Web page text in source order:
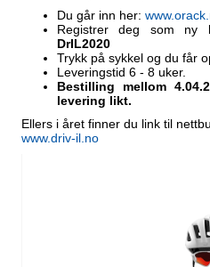
Du går inn her:
Registrer deg som ny
DrIL2020
Trykk på sykkel og du får
Leveringstid 6 - 8 uker.
Bestilling mellom
levering likt.
Ellers i året finner du link til
www.driv-il.no